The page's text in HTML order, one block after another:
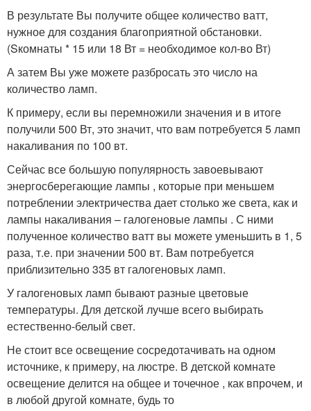
В результате Вы получите общее количество ватт,
нужное для создания благоприятной обстановки.
(Sкомнаты * 15 или 18 Вт = необходимое кол-во Вт)
А затем Вы уже можете разбросать это число на
количество ламп.
К примеру, если вы перемножили значения и в итоге
получили 500 Вт, это значит, что вам потребуется 5 ламп
накаливания по 100 вт.
Сейчас все большую популярность завоевывают
энергосберегающие лампы , которые при меньшем
потреблении электричества дает столько же света, как и
лампы накаливания – галогеновые лампы . С ними
полученное количество ватт вы можете уменьшить в 1, 5
раза, т.е. при значении 500 вт. Вам потребуется
приблизительно 335 вт галогеновых ламп.
У галогеновых ламп бывают разные цветовые
температуры. Для детской лучше всего выбирать
естественно-белый свет.
Не стоит все освещение сосредотачивать на одном
источнике, к примеру, на люстре. В детской комнате
освещение делится на общее и точечное , как впрочем, и
в любой другой комнате, будь то